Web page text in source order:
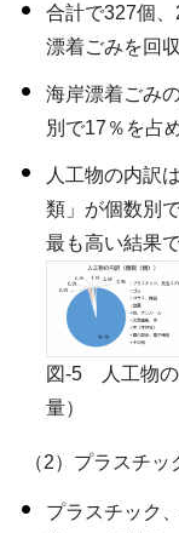
合計で327個
漂着ごみを回
海岸漂着ごみ
別で17％を占
人工物の内訳
類」が個数別
最も高い結果で
図-5 人工物の
量）
（2）プラスチ
プラスチック